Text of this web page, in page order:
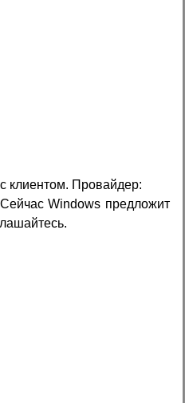
клиентом. Провайдер:
Windоws предложит